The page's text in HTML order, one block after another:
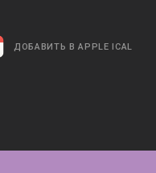
ДОБАВИТЬ В APPLE ICAL